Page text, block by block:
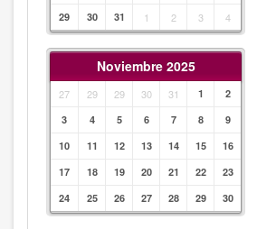
29
30 31 1 2 3 4
Noviembre 2025
27 29 29 30 31 1
2
3
4 5 6 7 8
9
10
11 12 13 14 15
16
17
18 19 20 21 22
23
24
25 26 27 28 29 30